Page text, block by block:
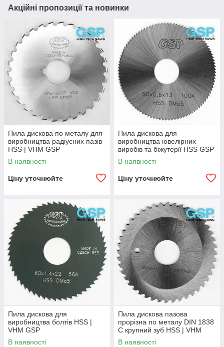
Акційні пропозиції та новинки
Пила дискова по металу для
виробництва радіусних пазів
HSS | VHM GSP
В наявності
Ціну уточнюйте
Пила дискова для
виробництва ювелірних
виробів та біжутерії HSS GSP
В наявності
Ціну уточнюйте
Пила дискова для
виробництва болтів HSS |
VHM GSP
В наявності
Пила дискова пазова
прорізна по металу DIN 1838
C крупний зуб HSS | VHM
GSP
В наявності